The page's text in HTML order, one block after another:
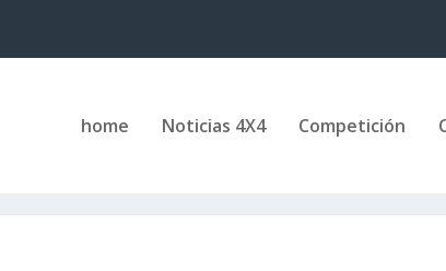
home Noticias 4X4 Competición